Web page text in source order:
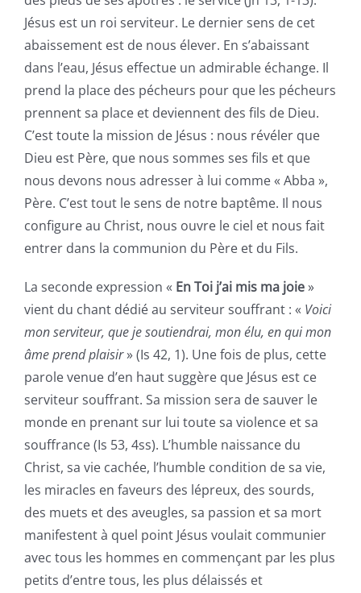
Jésus est un roi serviteur. Le dernier sens de cet
abaissement est de nous élever. En s’abaissant
dans l’eau, Jésus effectue un admirable échange. Il
prend la place des pécheurs pour que les pécheurs
prennent sa place et deviennent des fils de Dieu.
C’est toute la mission de Jésus : nous révéler que
Dieu est Père, que nous sommes ses fils et que
nous devons nous adresser à lui comme « Abba »,
Père. C’est tout le sens de notre baptême. Il nous
configure au Christ, nous ouvre le ciel et nous fait
entrer dans la communion du Père et du Fils.
La seconde expression « En Toi j’ai mis ma joie»
vient du chant dédié au serviteur souffrant : « Voici
mon serviteur, que je soutiendrai, mon élu, en qui mon
âme prend plaisir» (Is 42, 1). Une fois de plus, cette
parole venue d’en haut suggère que Jésus est ce
serviteur souffrant. Sa mission sera de sauver le
monde en prenant sur lui toute sa violence et sa
souffrance (Is 53, 4ss). L’humble naissance du
Christ, sa vie cachée, l’humble condition de sa vie,
les miracles en faveurs des lépreux, des sourds,
des muets et des aveugles, sa passion et sa mort
manifestent à quel point Jésus voulait communier
avec tous les hommes en commençant par les plus
petits d’entre tous, les plus délaissés et